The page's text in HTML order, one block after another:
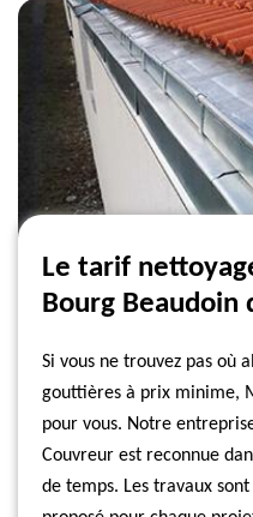
Le tarif
Bourg Beaudoin
Si vous ne trouvez pas où
gouttières à prix minime,
pour vous. Notre
Couvreur est reconnue
de temps. Les travaux